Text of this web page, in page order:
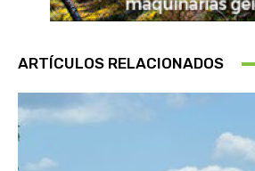
ARTÍCULOS RELACIONADOS